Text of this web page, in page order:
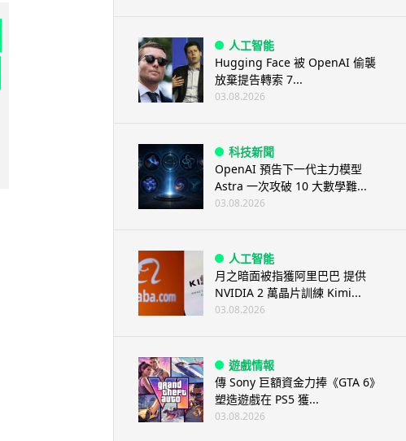
人工智能
Hugging Face 被 OpenAI 偷襲
放棄提告轉索 7...
03.08.2026
科技新聞
OpenAI 預告下一代主力模型
Astra 一次攻破 10 大數學難...
03.08.2026
人工智能
月之暗面被指獲阿里巴巴 提供
NVIDIA 2 萬晶片訓練 Kimi...
03.08.2026
遊戲情報
傳 Sony 巨額資金力捧《GTA 6》
塑造遊戲在 PS5 獲...
03.08.2026